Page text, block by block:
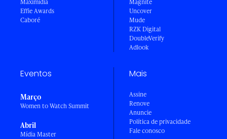
Effie Awards
Caboré
Uncover
Mude
RZK Digital
DoubleVerify
Adlook
Eventos
Março
Women to Watch Summit
Abril
Mídia Master
Mais
Assine
Renove
Anuncie
Política de privacidade
Fale conosco